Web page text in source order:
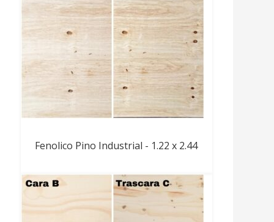
Fenolico Pino Industrial - 1.22 x 2.44